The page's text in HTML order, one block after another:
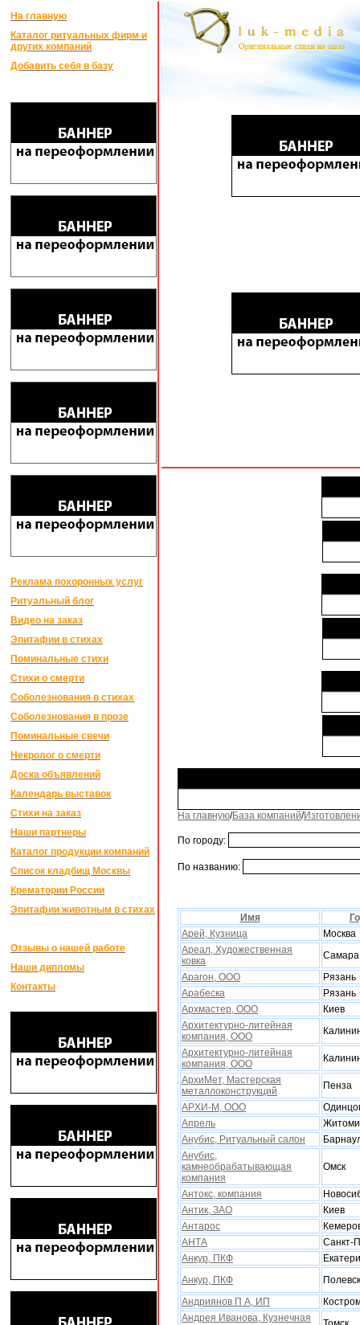
На главную
Каталог ритуальных фирм и
других компаний
Добавить себя в базу
Реклама похоронных услуг
Ритуальный блог
Видео на заказ
Эпитафии в стихах
Поминальные стихи
Стихи о смерти
Соболезнования в стихах
Соболезнования в прозе
Поминальные свечи
Некролог о смерти
Доска объявлений
Календарь выставок
Стихи на заказ
Наши партнеры
Каталог продукции компаний
Список кладбищ Москвы
Крематории России
Эпитафии животным в стихах
Отзывы о нашей работе
Наши дипломы
Контакты
На главную/База компаний/
По городу:
По названию:
Имя
Арей, Кузница
Москва
Ареал, Xудожественная
ковка
Самара
Арагон, ООО
Рязань
Арабеска
Рязань
Арxмастер, ООО
Киев
Арxитектурно-литейная
компания, ООО
Арxитектурно-литейная
компания, ООО
АрxиМет, Мастерская
металлоконструкций
Пенза
АРXИ-М, ООО
Апрель
Анубис, Ритуальный салон
Анубис,
камнеобрабатывающая
компания
Омск
Антокс, компания
Антик, ЗАО
Киев
Антарос
АНТА
Санкт-
Анкур, ПКФ
Анкур, ПКФ
Андриянов П А, ИП
Андрея Иванова, Кузнечная